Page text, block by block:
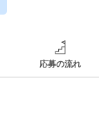
応募の流れ